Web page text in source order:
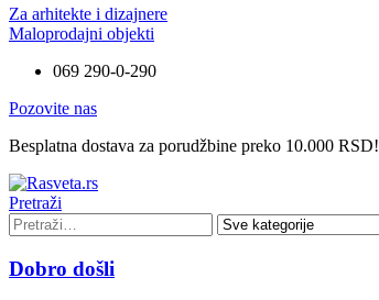
Za arhitekte i dizajnere
Maloprodajni objekti
069 290-0-290
Pozovite nas
Besplatna dostava za porudžbine preko 10.000 RSD!
Pretraži
Dobro došli